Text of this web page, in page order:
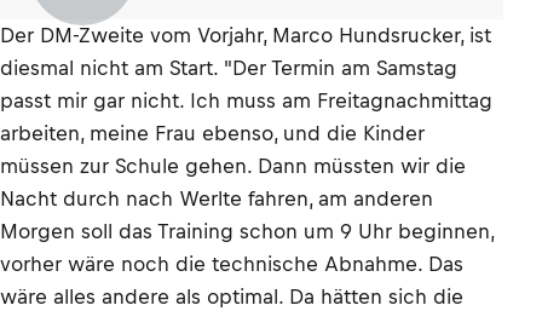
Der DM-Zweite vom Vorjahr, Marco Hundsrucker, ist
diesmal nicht am Start. "Der Termin am Samstag
passt mir gar nicht. Ich muss am Freitagnachmittag
arbeiten, meine Frau ebenso, und die Kinder
müssen zur Schule gehen. Dann müssten wir die
Nacht durch nach Werlte fahren, am anderen
Morgen soll das Training schon um 9 Uhr beginnen,
vorher wäre noch die technische Abnahme. Das
wäre alles andere als optimal. Da hätten sich die